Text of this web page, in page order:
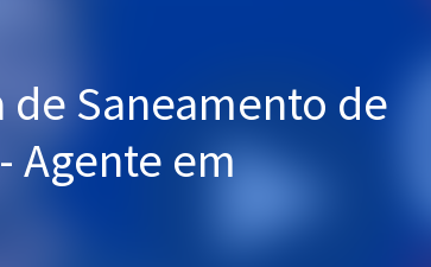
de Saneamento de
Agente em